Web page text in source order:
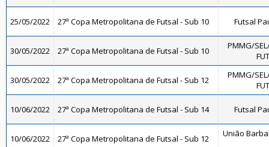
25/05/2022 27ª Copa Metropolitana de Futsal - Sub 10 Futsal
30/05/2022 27ª Copa Metropolitana de Futsal - Sub 10
PMMG/
30/05/2022 27ª Copa Metropolitana de Futsal - Sub 12
PMMG/
10/06/2022 27ª Copa Metropolitana de Futsal - Sub 14 Futsal
10/06/2022 27ª Copa Metropolitana de Futsal - Sub 12 União